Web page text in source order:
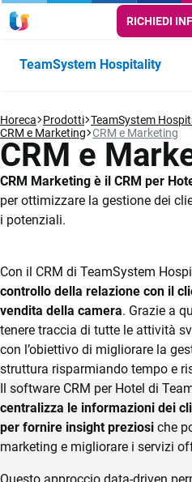
CRM
RICHIEDI
TeamSystem Hospitality
Funzionalità
GESTIONALE
PMS
Operatività
Quotidiana
App Ospite
Riconoscimento
OCR
Gestione firma
& privacy
Food &
beverage
E
Tour di prodotto
Storie di successo
Risorse utili
Aggiornamenti Webinar
Finanziamenti
agevolati
Hotel, B&B,
Agriturismi
Case
vacanza
Prova Gratis
Horeca Prodotti TeamSystem
CRM e Marketing CRM e Marketing
CRM e
CRM Marketing è il CRM per
per ottimizzare la gestione dei
i potenziali.
Con il CRM di TeamSystem
controllo della relazione con il
vendita della camera. Grazie a
tenere traccia di tutte le attività
con l’obiettivo di migliorare la
struttura risparmiando tempo e
Il software CRM per Hotel di
centralizza le informazioni dei
per fornire insight preziosi che
marketing e migliorare i servizi